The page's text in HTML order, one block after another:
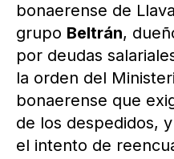
bonaerense de
grupo Beltrán,
por deudas
la orden del
bonaerense que
de los despedidos,
el intento de